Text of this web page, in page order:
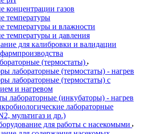
концентрации газов
температуры
температуры и влажности
температуры и давления
для калибровки и валидации
(термостаты)
лабораторные (термостаты) - нагрев
лабораторные (термостаты) с
и нагревом
лабораторные (инкубаторы) - нагрев
лабораторные
мультигаз и др.)
для работы с насекомыми